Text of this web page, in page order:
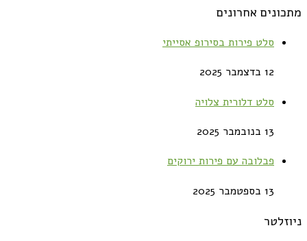
מתכונים אחרונים
סלט פירות בסירופ אסייתי
12 בדצמבר 2025
סלט דלורית צלויה
13 בנובמבר 2025
פבלובה עם פירות ירוקים
13 בספטמבר 2025
ניוזלטר